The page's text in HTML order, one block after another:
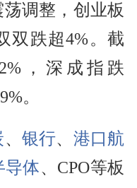
调整，创业板
双跌超4%。截
，深成指跌
。
、 银行、 港口航
导体、CPO等板